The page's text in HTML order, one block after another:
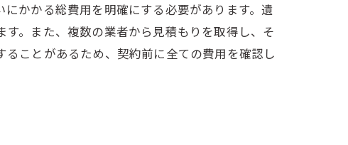
かかる総費用を明確にする必要があります。遺
。また、複数の業者から見積もりを取得し、そ
ことがあるため、契約前に全ての費用を確認し